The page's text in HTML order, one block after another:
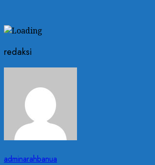
redaksi
adminarahbanua